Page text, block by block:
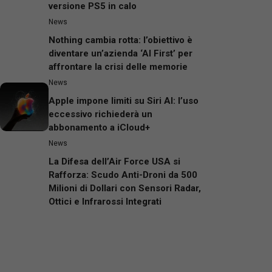
versione PS5 in calo
News
Nothing cambia rotta: l’obiettivo è
diventare un’azienda ‘AI First’ per
affrontare la crisi delle memorie
News
Apple impone limiti su Siri AI: l’uso
eccessivo richiederà un
abbonamento a iCloud+
News
La Difesa dell’Air Force USA si
Rafforza: Scudo Anti-Droni da 500
Milioni di Dollari con Sensori Radar,
Ottici e Infrarossi Integrati